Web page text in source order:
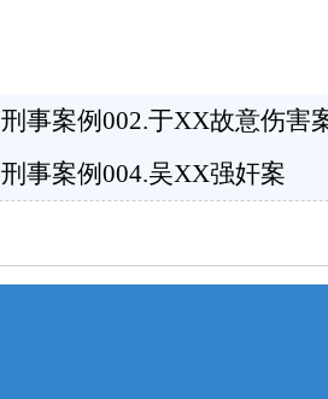
刑事案例002.于XX故意伤害
刑事案例004.吴XX强奸案